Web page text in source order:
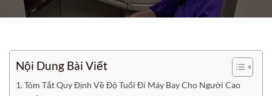
Nội Dung Bài Viết
Tóm Tắt Quy Định Về Độ Tuổi Đi Máy Bay Cho Người Cao